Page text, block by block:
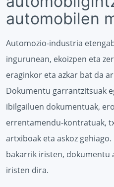
automobilen
Automozio-industria
ingurunean, ekoizpen eta
eraginkor eta azkar bat da
Dokumentu garrantzitsuak
ibilgailuen dokumentuak,
errentamendu-kontratuak,
artxiboak eta askoz
bakarrik iristen, dokumentu
iristen dira.